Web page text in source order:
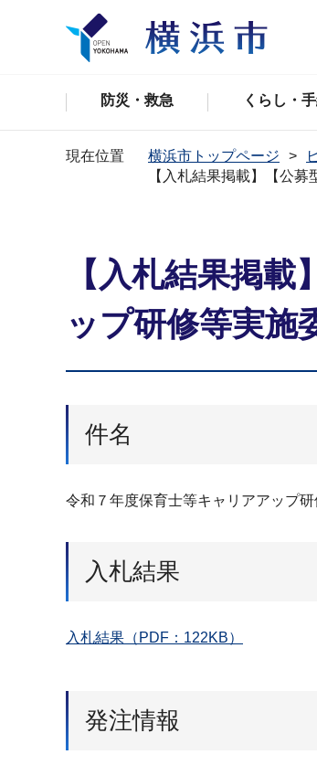
防災・救急 くらし・
現在位置 横浜市トップページ
【入札結果掲載】【公
【入札結果掲
ップ研修等実施
件名
令和７年度保育士等キャリアアップ
入札結果
入札結果（PDF：122KB）
発注情報